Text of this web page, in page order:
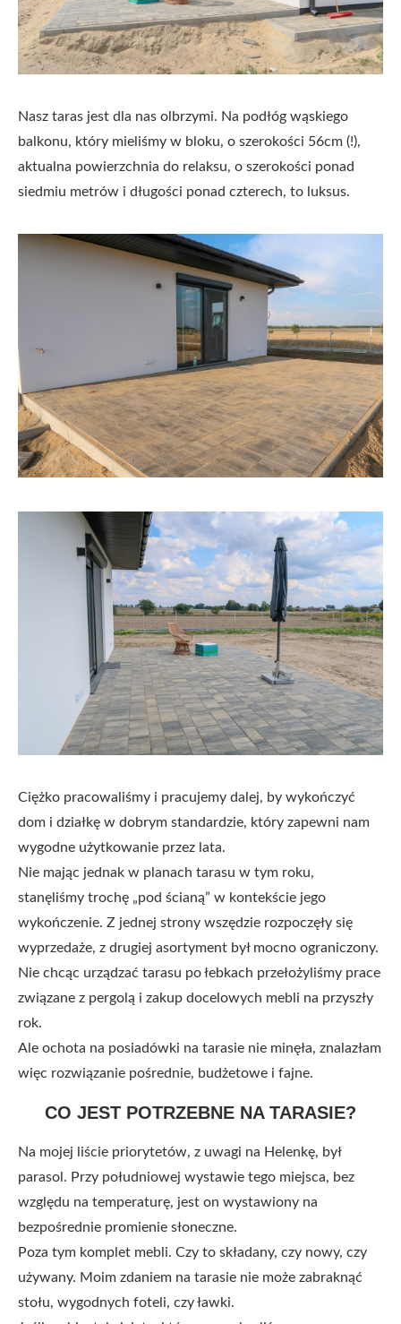
Nasz taras jest dla nas olbrzymi. Na podłóg wąskiego
balkonu, który mieliśmy w bloku, o szerokości 56cm (!),
aktualna powierzchnia do relaksu, o szerokości ponad
siedmiu metrów i długości ponad czterech, to luksus.
Ciężko pracowaliśmy i pracujemy dalej, by wykończyć
dom i działkę w dobrym standardzie, który zapewni nam
wygodne użytkowanie przez lata.
Nie mając jednak w planach tarasu w tym roku,
stanęliśmy trochę „pod ścianą” w kontekście jego
wykończenie. Z jednej strony wszędzie rozpoczęły się
wyprzedaże, z drugiej asortyment był mocno ograniczony.
Nie chcąc urządzać tarasu po łebkach przełożyliśmy prace
związane z pergolą i zakup docelowych mebli na przyszły
rok.
Ale ochota na posiadówki na tarasie nie minęła, znalazłam
więc rozwiązanie pośrednie, budżetowe i fajne.
CO JEST POTRZEBNE NA TARASIE?
Na mojej liście priorytetów, z uwagi na Helenkę, był
parasol. Przy południowej wystawie tego miejsca, bez
względu na temperaturę, jest on wystawiony na
bezpośrednie promienie słoneczne.
Poza tym komplet mebli. Czy to składany, czy nowy, czy
używany. Moim zdaniem na tarasie nie może zabraknąć
stołu, wygodnych foteli, czy ławki.